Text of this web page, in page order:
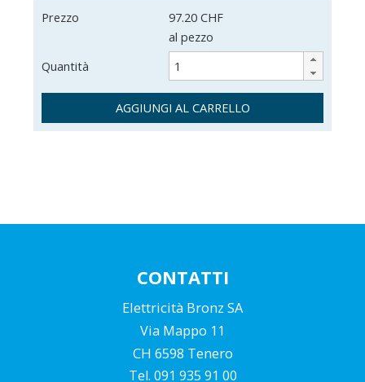
Prezzo
97.20 CHF
al pezzo
Quantità
AGGIUNGI AL CARRELLO
CONTATTI
Elettricità Bronz SA
Via Mappo 11
CH 6598 Tenero
Tel. 091 935 91 00